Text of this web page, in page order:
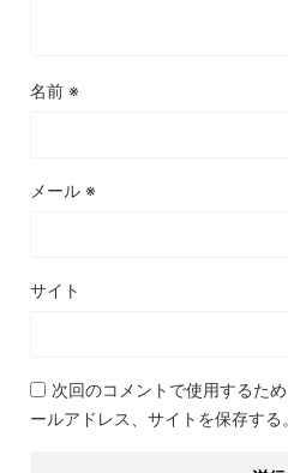
名前 ※
メール ※
サイト
次回のコメントで使用するた
ールアドレス、サイトを保存する。